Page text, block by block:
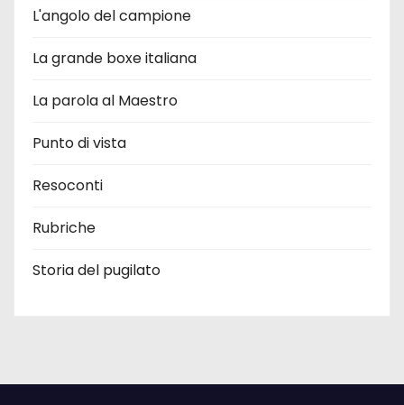
L'angolo del campione
La grande boxe italiana
La parola al Maestro
Punto di vista
Resoconti
Rubriche
Storia del pugilato